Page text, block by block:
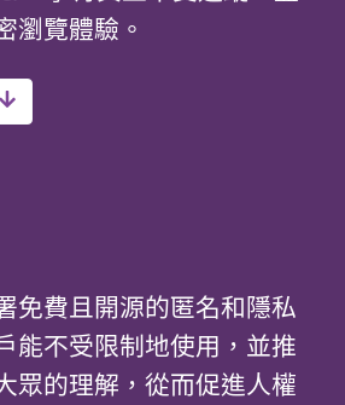
瀏覽體驗。
免費且開源的匿名和隱私
能不受限制地使用，並推
眾的理解，從而促進人權